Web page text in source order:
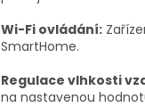
Wi-Fi ovládání:
SmartHome.
Regulace vlhkosti
na nastavenou